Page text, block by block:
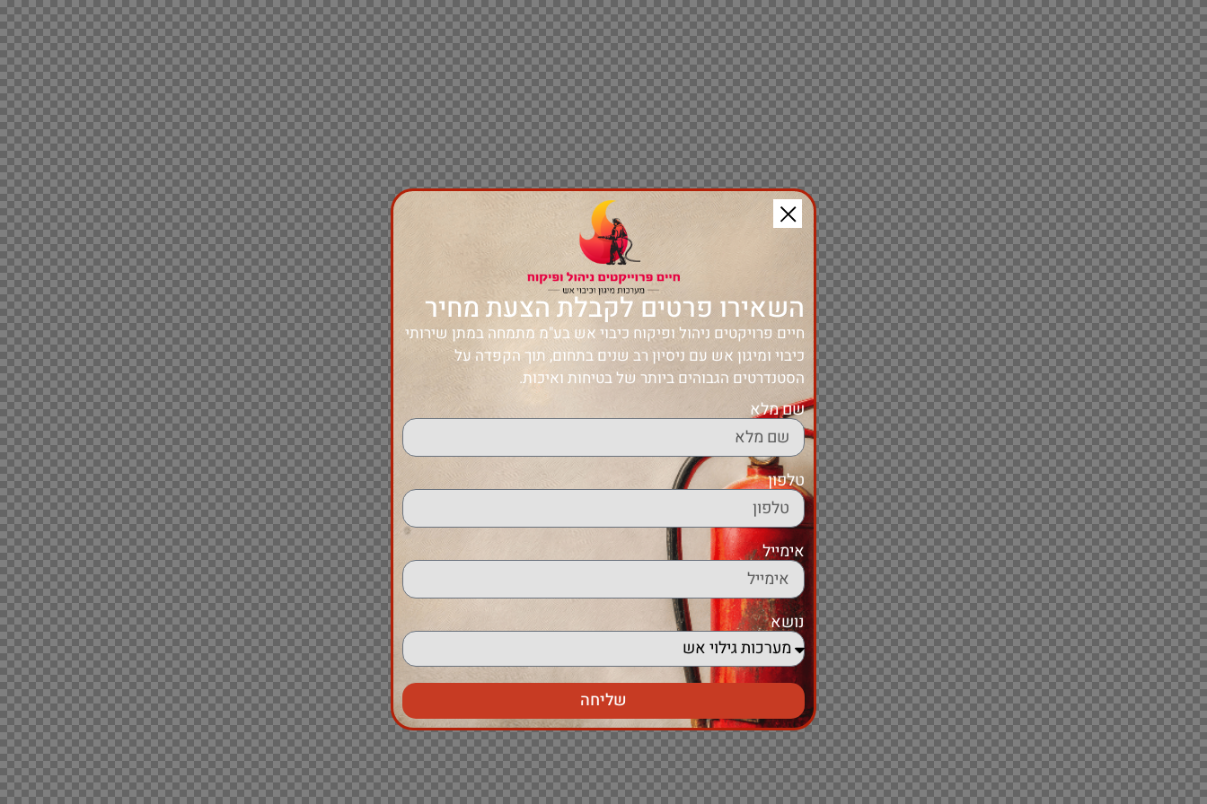
השאירו פרטים לקבלת הצעת מחיר
חיים פרויקטים ניהול ופיקוח כיבוי אש בע"מ מתמחה במתן שירותי
כיבוי ומיגון אש עם ניסיון רב שנים בתחום, תוך הקפדה על
הסטנדרטים הגבוהים ביותר של בטיחות ואיכות.
שם מלא
טלפון
אימייל
נושא
שליחה